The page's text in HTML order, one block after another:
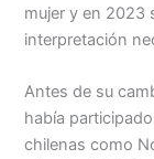
mujer y en 2023
interpretación
Antes de su
había
chilenas como